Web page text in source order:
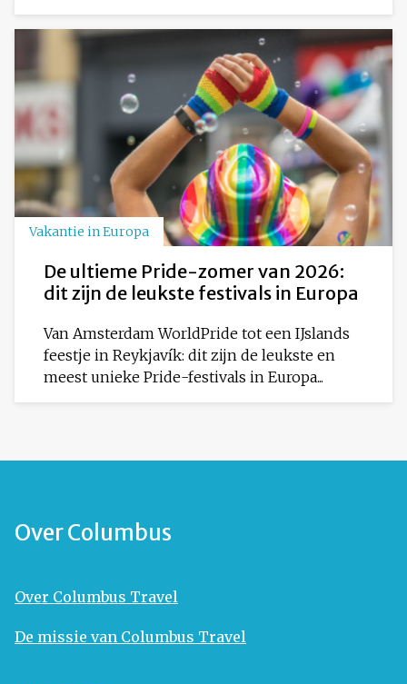
Vakantie in Europa
De ultieme Pride-zomer van 2026:
dit zijn de leukste festivals in Europa
Van Amsterdam WorldPride tot een IJslands
feestje in Reykjavík: dit zijn de leukste en
meest unieke Pride-festivals in Europa...
Over Columbus
Over Columbus Travel
De missie van Columbus Travel